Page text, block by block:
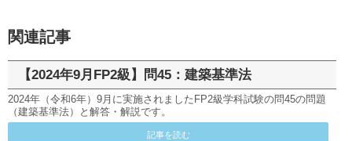
関連記事
【2024年9月FP2級】問45：建築基準法
2024年（令和6年）9月に実施されましたFP2級学科試験の問45の問題
（建築基準法）と解答・解説です。
記事を読む